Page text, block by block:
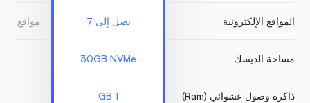
المواقع الإلكترونية
مساحة الديسك
ذاكرة وصول عشوائي (Ram)
يصل إلى 7
30GB NVMe
1 GB
مواقع